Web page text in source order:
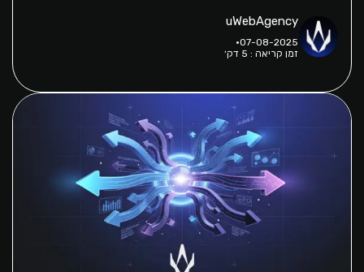
uWebAgency
07-08-2025
זמן קריאה : 5 דק׳